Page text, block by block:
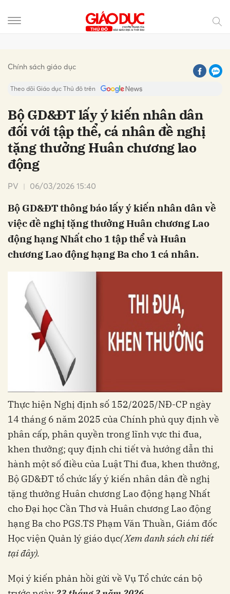
Chính sách giáo dục
Theo dõi Giáo dục Thủ đô trên
Bộ GD&ĐT lấy ý kiến nhân dân
đối với tập thể, cá nhân đề nghị
tặng thưởng Huân chương lao
động
PV 06/03/2026 15:40
Bộ GD&ĐT thông báo lấy ý kiến nhân dân về
việc đề nghị tặng thưởng Huân chương Lao
động hạng Nhất cho 1 tập thể và Huân
chương Lao động hạng Ba cho 1 cá nhân.
Thực hiện Nghị định số 152/2025/NĐ-CP ngày
14 tháng 6 năm 2025 của Chính phủ quy định về
phân cấp, phân quyền trong lĩnh vực thi đua,
khen thưởng; quy định chi tiết và hướng dẫn thi
hành một số điều của Luật Thi đua, khen thưởng,
Bộ GD&ĐT tổ chức lấy ý kiến nhân dân đề nghị
tặng thưởng Huân chương Lao động hạng Nhất
cho Đại học Cần Thơ và Huân chương Lao động
hạng Ba cho PGS.TS Phạm Văn Thuần, Giám đốc
Học viện Quản lý giáo dục( Xem danh sách chi tiết
tại đây).
Mọi ý kiến phản hồi gửi về Vụ Tổ chức cán bộ